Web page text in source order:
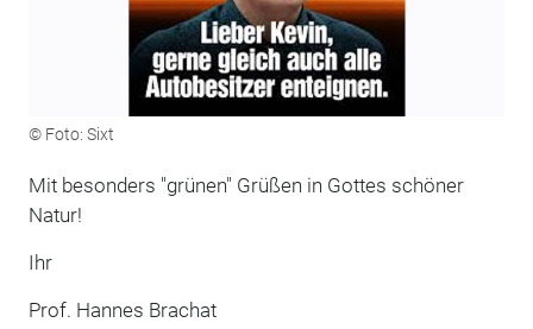
© Foto: Sixt
Mit besonders "grünen" Grüßen in Gottes schöner
Natur!
Ihr
Prof. Hannes Brachat